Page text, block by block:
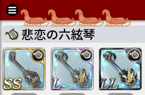
悲恋の六絃琴